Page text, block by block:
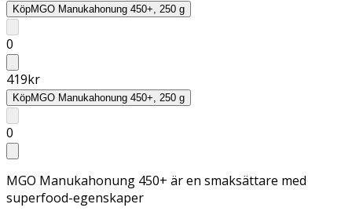
KöpMGO Manukahonung 450+, 250 g
0
419kr
KöpMGO Manukahonung 450+, 250 g
0
MGO Manukahonung 450+ är en smaksättare med
superfood-egenskaper